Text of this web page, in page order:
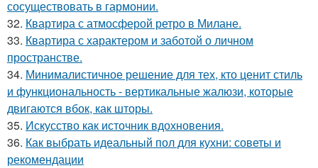
сосуществовать в гармонии.
32. Квартира с атмосферой ретро в Милане.
33. Квартира с характером и заботой о личном
пространстве.
34. Минималистичное решение для тех, кто ценит стиль
и функциональность - вертикальные жалюзи, которые
двигаются вбок, как шторы.
35. Искусство как источник вдохновения.
36. Как выбрать идеальный пол для кухни: советы и
рекомендации